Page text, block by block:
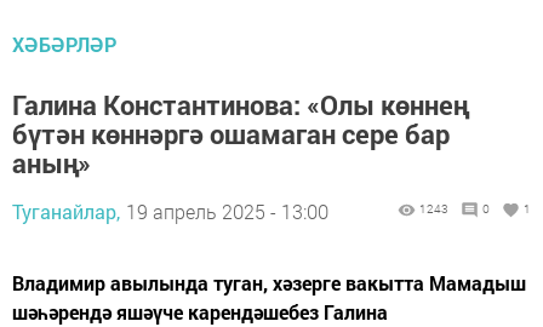
ХӘБӘРЛӘР
Галина Константинова: «Олы көннең
бүтән көннәргә ошамаган сере бар
аның»
Туганайлар, 19 апрель 2025 - 13:00 1243 0 1
Владимир авылында туган, хәзерге вакытта Мамадыш
шәһәрендә яшәүче карендәшебез Галина